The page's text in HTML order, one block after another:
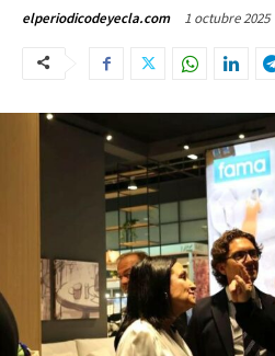
elperiodicodeyecla.com 1 octubre 2025